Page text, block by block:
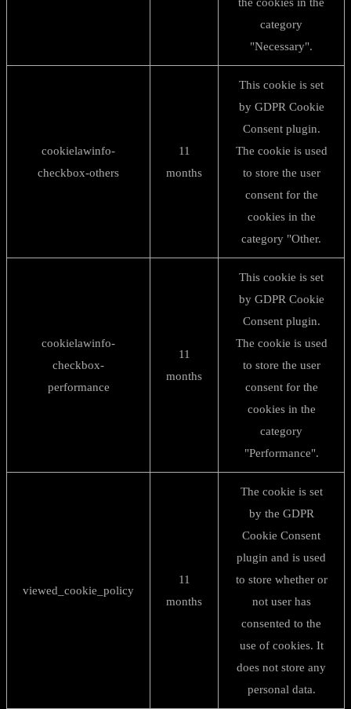
category
"Necessary".
cookielawinfo-
checkbox-others
11
months
This cookie is set
by GDPR Cookie
Consent plugin.
The cookie is used
to store the user
consent for the
cookies in the
category "Other.
cookielawinfo-
checkbox-
performance
11
months
This cookie is set
by GDPR Cookie
Consent plugin.
The cookie is used
to store the user
consent for the
cookies in the
category
"Performance".
viewed_cookie_policy
11
months
The cookie is set
by the GDPR
Cookie Consent
plugin and is used
to store whether or
not user has
consented to the
use of cookies. It
does not store any
personal data.